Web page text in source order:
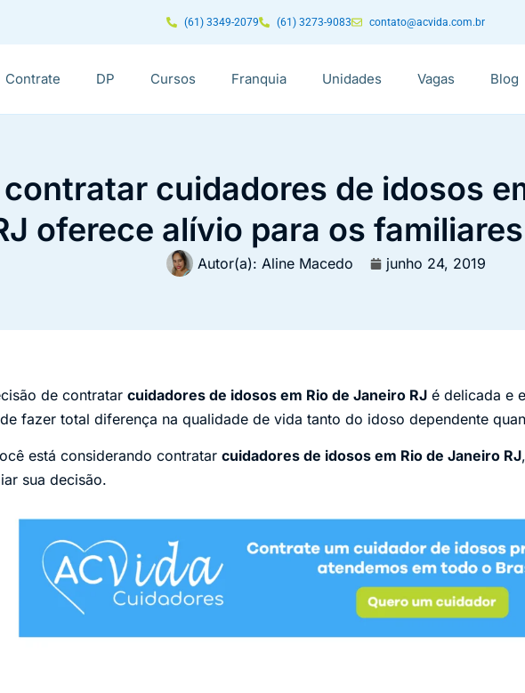
(61) 3349-2079 (61) 3273-9083 contato@acvida.com.br
Contrate DP Cursos Franquia Unidades Vagas Blog
cuidadores de idosos
oferece alívio para os
Autor(a): Aline Macedo junho 24, 2019
de contratar cuidadores de idosos em Rio de Janeiro RJ é delicada e
fazer total diferença na qualidade de vida tanto do idoso dependente
está considerando contratar cuidadores de idosos em Rio de Janeiro RJ
sua decisão.